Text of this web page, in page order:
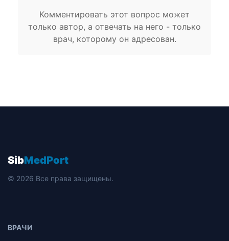
Комментировать этот вопрос может
только автор, а отвечать на него - только
врач, которому он адресован.
SibMedPort
© 2026 Все права защищены.
ВРАЧИ